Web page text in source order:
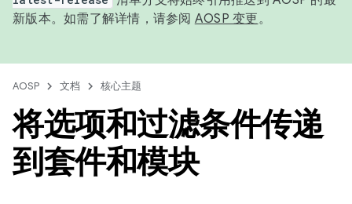
新版本。如需了解详情，请参阅 AOSP 变更。
AOSP 文档 核心主题
将选项和过滤条件传递
到套件和模块